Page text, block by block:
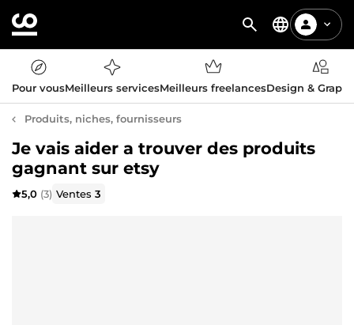
Pour vousMeilleurs servicesMeilleurs freelancesDesign &
Produits, niches, fournisseurs
Je vais aider a trouver des produits
gagnant sur etsy
5,0 (3) Ventes3